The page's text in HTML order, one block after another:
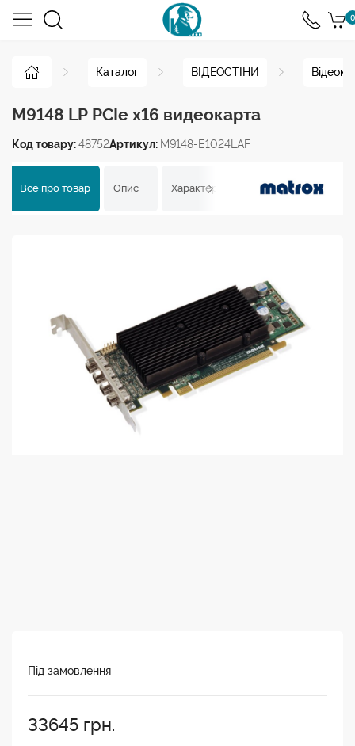
0
Каталог ВІДЕОСТІНИ
M9148 LP PCIe x16 видеокарта
Код товару:48752Артикул: M9148-E1024LAF
Все про товар Опис Характеристики Відгуки
Під замовлення
33645 грн.